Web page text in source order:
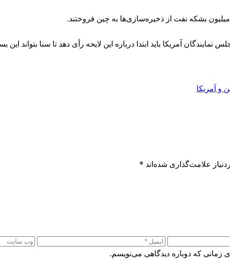
آمریکا باید ابتدا درباره این لایحه رأی دهد تا سنا بتواند
و آمریکا
علامت‌گذاری شده‌اند *
زمانی که دوباره دیدگاهی می‌نویسم.